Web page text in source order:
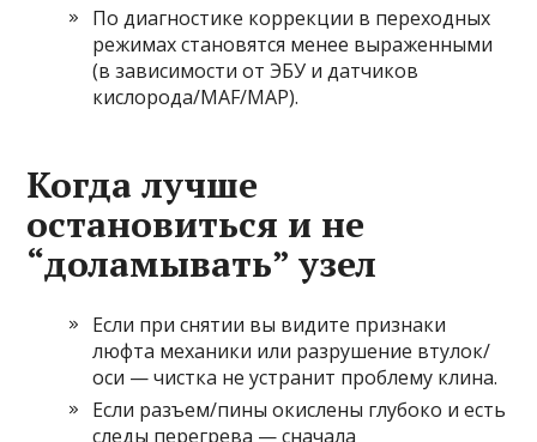
По диагностике коррекции в переходных
режимах становятся менее выраженными
(в зависимости от ЭБУ и датчиков
кислорода/MAF/MAP).
Когда лучше
остановиться и не
“доламывать” узел
Если при снятии вы видите признаки
люфта механики или разрушение втулок/
оси — чистка не устранит проблему клина.
Если разъем/пины окислены глубоко и есть
следы перегрева — сначала